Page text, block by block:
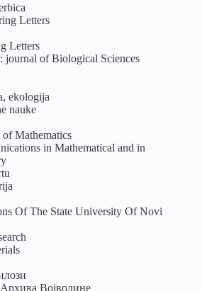
Letters
Letters
journal of Biological Sciences
ekologija
nauke
Mathematics
in Mathematical and in
Of The State University Of Novi
Војводине